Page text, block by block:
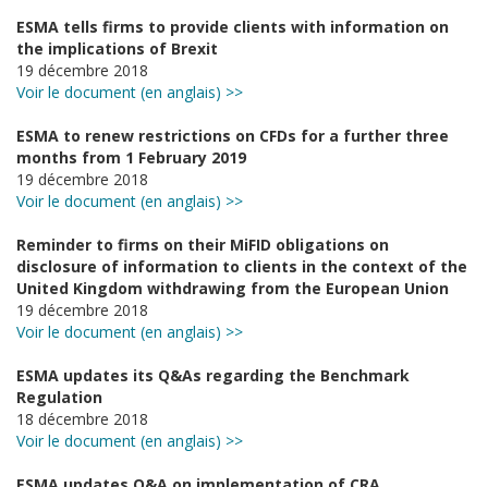
ESMA tells firms to provide clients with information on
the implications of Brexit
19 décembre 2018
Voir le document (en anglais) >>
ESMA to renew restrictions on CFDs for a further three
months from 1 February 2019
19 décembre 2018
Voir le document (en anglais) >>
Reminder to firms on their MiFID obligations on
disclosure of information to clients in the context of the
United Kingdom withdrawing from the European Union
19 décembre 2018
Voir le document (en anglais) >>
ESMA updates its Q&As regarding the Benchmark
Regulation
18 décembre 2018
Voir le document (en anglais) >>